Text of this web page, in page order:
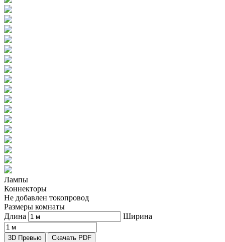
Лампы
Коннекторы
Не добавлен токопровод
Размеры комнаты
Длина
Ширина
3D Превью Скачать PDF